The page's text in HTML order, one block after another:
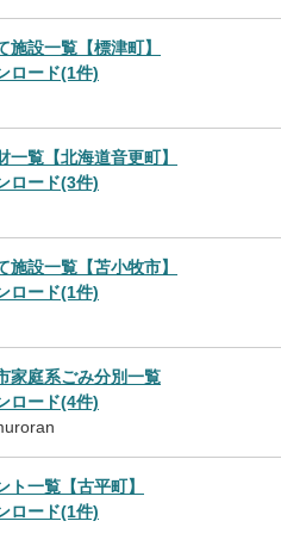
施設一覧【標津町】
ロード(1件)
一覧【北海道音更町】
ロード(3件)
施設一覧【苫小牧市】
ロード(1件)
家庭系ごみ分別一覧
ロード(4件)
ト一覧【古平町】
ロード(1件)